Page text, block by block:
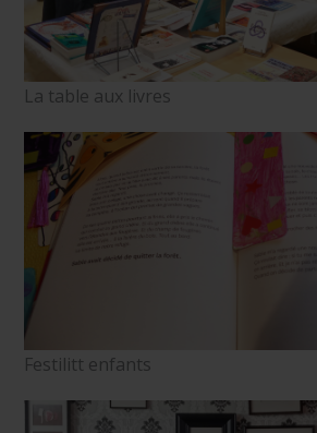
La table aux livres
Festilitt enfants